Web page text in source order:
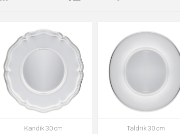
Kandik 30 cm Taldrik 30 cm